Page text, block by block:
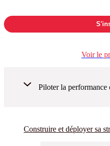
Voir le
Piloter la performance
Construire et déployer sa